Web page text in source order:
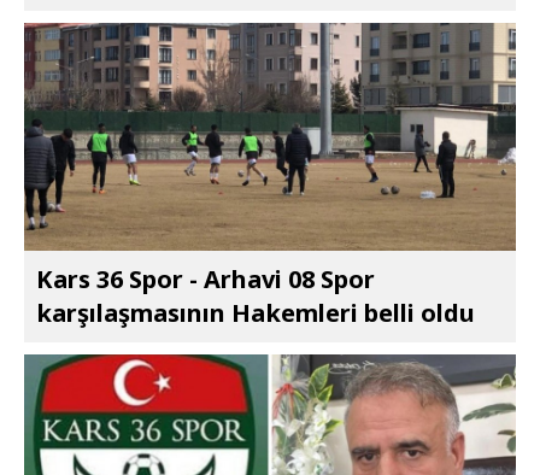
Kars 36 Spor - Arhavi 08 Spor
karşılaşmasının Hakemleri belli oldu